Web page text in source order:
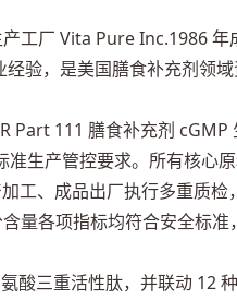
工厂 Vita Pure Inc.1986 年
验，是美国膳食补充剂领域
Part 111 膳食补充剂 cGMP
准生产管控要求。所有核心
工、成品出厂执行多重质检，
量各项指标均符合安全标准，
酸三重活性肽，并联动 12 种